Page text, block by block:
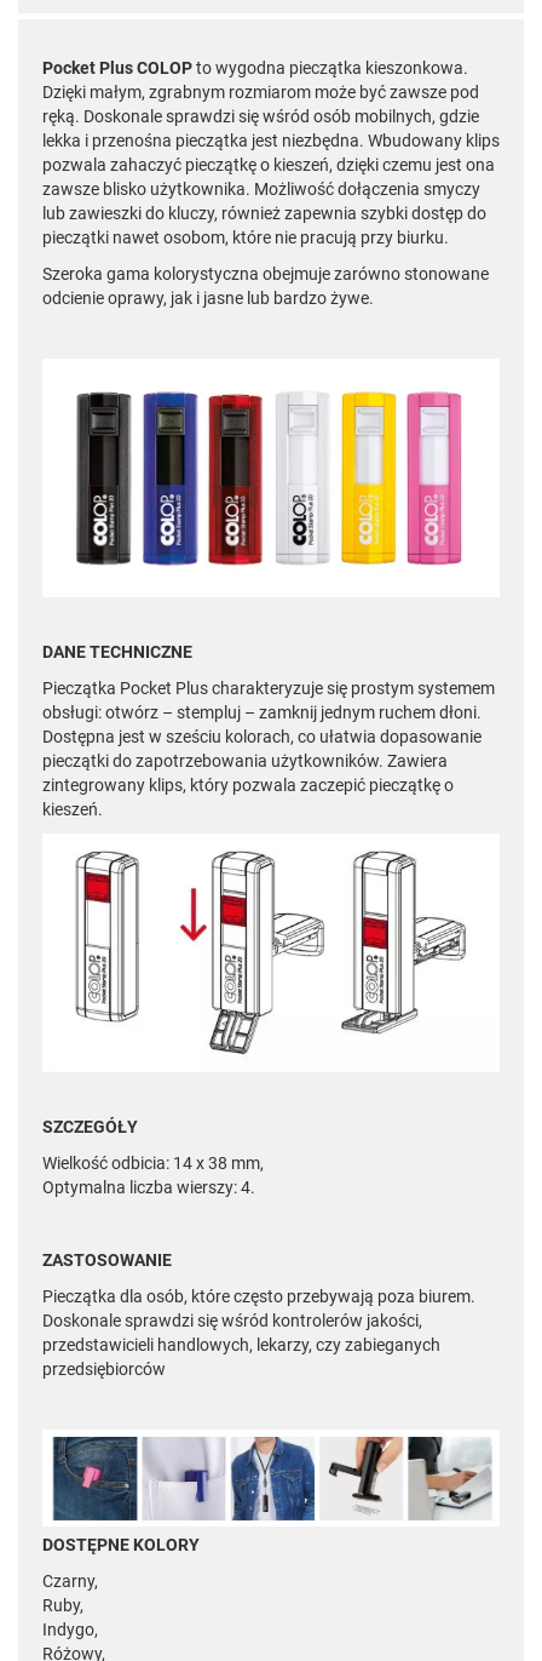
Pocket Plus COLOPto wygodna pieczątka kieszonkowa.
Dzięki małym, zgrabnym rozmiarom może być zawsze pod
ręką. Doskonale sprawdzi się wśród osób mobilnych, gdzie
lekka i przenośna pieczątka jest niezbędna. Wbudowany klips
pozwala zahaczyć pieczątkę o kieszeń, dzięki czemu jest ona
zawsze blisko użytkownika. Możliwość dołączenia smyczy
lub zawieszki do kluczy, również zapewnia szybki dostęp do
pieczątki nawet osobom, które nie pracują przy biurku.
Szeroka gama kolorystyczna obejmuje zarówno stonowane
odcienie oprawy, jak i jasne lub bardzo żywe.
DANE TECHNICZNE
Pieczątka Pocket Plus charakteryzuje się prostym systemem
obsługi: otwórz – stempluj – zamknij jednym ruchem dłoni.
Dostępna jest w sześciu kolorach, co ułatwia dopasowanie
pieczątki do zapotrzebowania użytkowników. Zawiera
zintegrowany klips, który pozwala zaczepić pieczątkę o
kieszeń.
SZCZEGÓŁY
Wielkość odbicia: 14 x 38 mm,
Optymalna liczba wierszy: 4.
ZASTOSOWANIE
Pieczątka dla osób, które często przebywają poza biurem.
Doskonale sprawdzi się wśród kontrolerów jakości,
przedstawicieli handlowych, lekarzy, czy zabieganych
przedsiębiorców
DOSTĘPNE KOLORY
Czarny,
Ruby,
Indygo,
Różowy,